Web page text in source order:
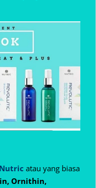
atau yang biasa
Ornithin,